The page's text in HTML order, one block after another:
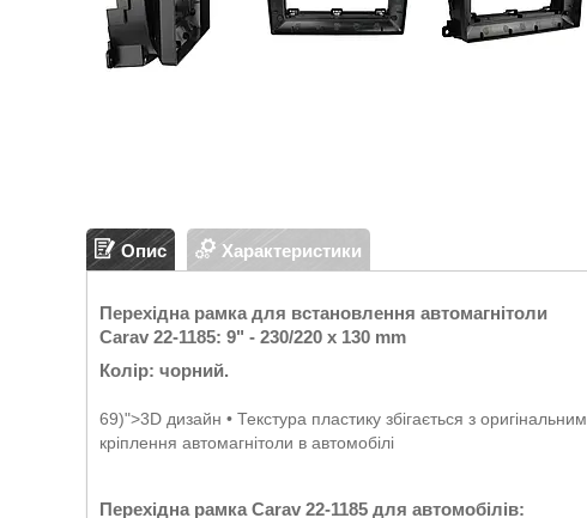
Опис Характеристики
Перехідна рамка для встановлення автомагнітоли
Carav 22-1185: 9" - 230/220 x 130 mm
Колір: чорний.
69)">3D дизайн • Текстура пластику збігається з
кріплення автомагнітоли в автомобілі
Перехідна рамка Carav 22-1185 для автомобілів: